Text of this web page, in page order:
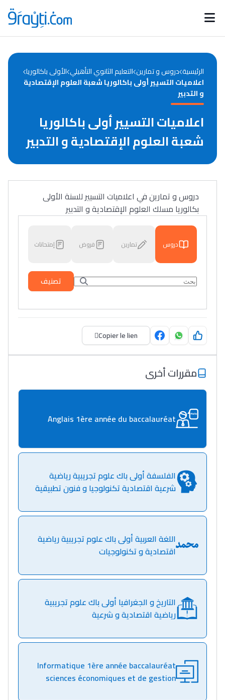
Catégories
d'actualités
Annonces bourses
الرئيسية دروس و تمارين التعليم الثانوي التأهيلي الأولى باكالوريا
اعلاميات التسيير أولى باكالوريا شعبة العلوم الإقتصادية
و التدبير
اعلاميات التسيير أولى باكالوريا
شعبة العلوم الإقتصادية و التدبير
دروس و تمارين في اعلاميات التسيير للسنة الأولى
بكالوريا مسلك العلوم الإقتصادية و التدبير
دروس تمارين فروض إمتحانات
تصنيف
Copier le lien
مقررات أخرى
Anglais 1ère année du baccalauréat
الفلسفة أولى باك علوم تجريبية رياضية
شرعية اقتصادية تكنولوجيا و فنون تطبيقية
اللغة العربية أولى باك علوم تجريبية رياضية
اقتصادية و تكنولوجيات
التاريخ و الجغرافيا أولى باك علوم تجريبية
رياضية اقتصادية و شرعية
Informatique 1ère année baccalauréat
sciences économiques et de gestion